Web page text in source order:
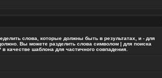
слова, которые должны быть в результатах, и - для
Вы можете разделить слова символом | для поиска
в качестве шаблона для частичного совпадения.